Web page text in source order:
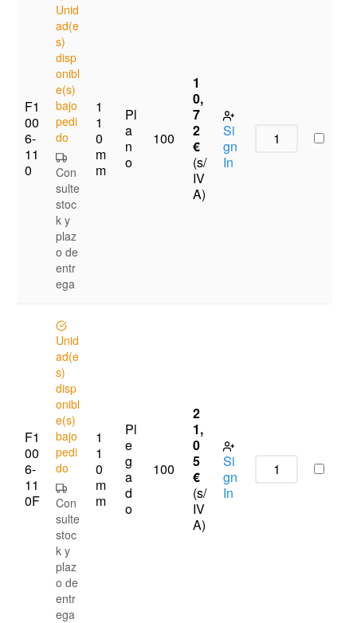
F1
00
6-
11
0
Unid
ad(e
s)
disp
onibl
e(s)
bajo
pedi
do
Con
sulte
stoc
k y
plaz
o de
entr
ega
1
1
0
m
m
Pl
a
n
o
100
1
0,
7
2
€
(s/
IV
A)
Si
gn
In
F1
00
6-
11
0F
Unid
ad(e
s)
disp
onibl
e(s)
bajo
pedi
do
Con
sulte
stoc
k y
plaz
o de
entr
ega
1
1
0
m
m
Pl
e
g
a
d
o
100
2
1,
0
5
€
(s/
IV
A)
Si
gn
In